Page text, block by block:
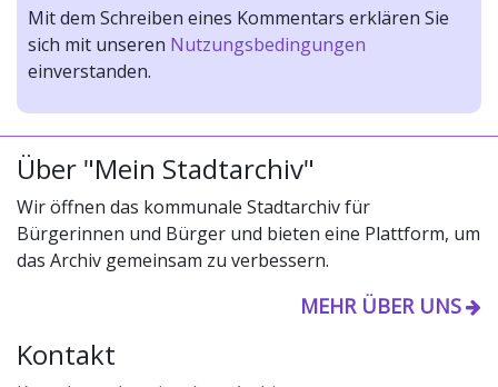
Mit dem Schreiben eines Kommentars erklären Sie
sich mit unseren Nutzungsbedingungen
einverstanden.
Über "Mein Stadtarchiv"
Wir öffnen das kommunale Stadtarchiv für
Bürgerinnen und Bürger und bieten eine Plattform, um
das Archiv gemeinsam zu verbessern.
MEHR ÜBER UNS
Kontakt